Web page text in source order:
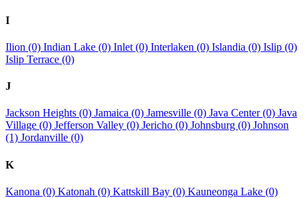
I
Ilion (0) Indian Lake (0) Inlet (0) Interlaken (0) Islandia (0) Islip (0)
Islip Terrace (0)
J
Jackson Heights (0) Jamaica (0) Jamesville (0) Java Center (0) Java
Village (0) Jefferson Valley (0) Jericho (0) Johnsburg (0) Johnson
(1) Jordanville (0)
K
Kanona (0) Katonah (0) Kattskill Bay (0) Kauneonga Lake (0)